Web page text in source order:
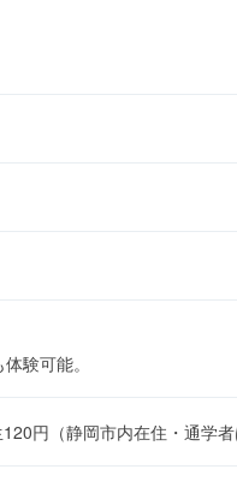
験可能。
円（静岡市内在住・通学